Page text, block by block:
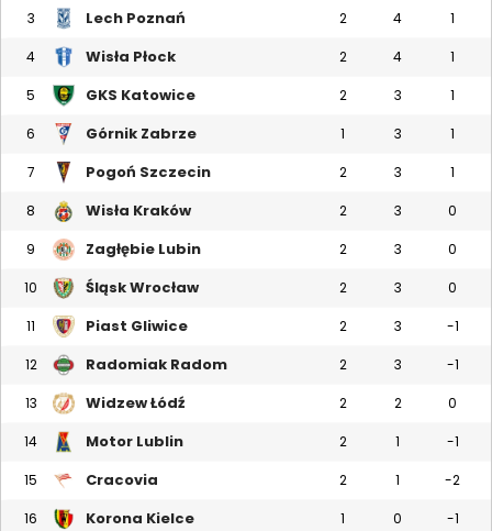
3 Lech Poznań 2 4 1
4 Wisła Płock 2 4 1
5 GKS Katowice 2 3 1
6 Górnik Zabrze 1 3 1
7 Pogoń Szczecin 2 3 1
8 Wisła Kraków 2 3 0
9 Zagłębie Lubin 2 3 0
10 Śląsk Wrocław 2 3 0
11 Piast Gliwice 2 3 -1
12 Radomiak Radom 2 3 -1
13 Widzew Łódź 2 2 0
14 Motor Lublin 2 1 -1
15 Cracovia 2 1 -2
16 Korona Kielce 1 0 -1